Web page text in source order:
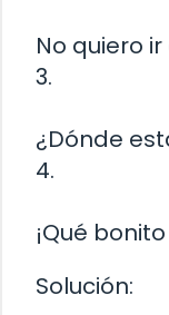
No quiero
3.
¿Dónde
4.
¡Qué
Solución: